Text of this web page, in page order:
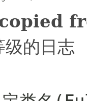
的日志